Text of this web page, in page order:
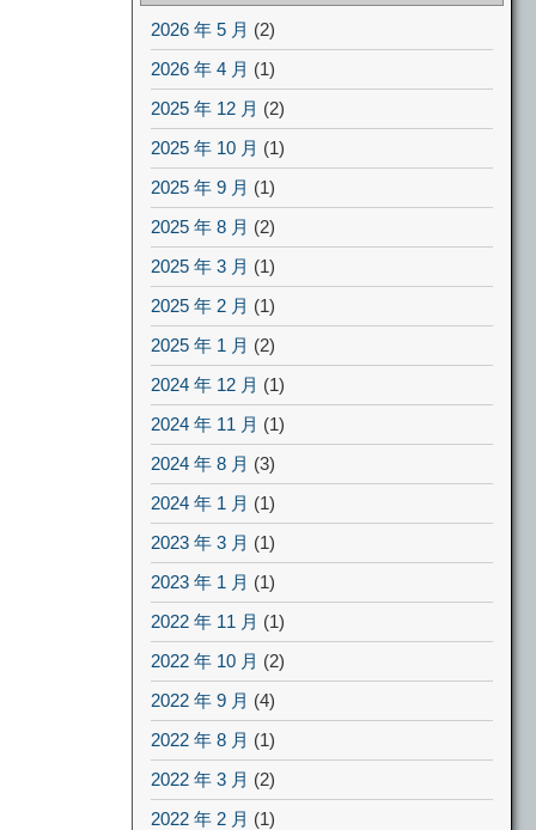
2026 年 5 月 (2)
2026 年 4 月 (1)
2025 年 12 月 (2)
2025 年 10 月 (1)
2025 年 9 月 (1)
2025 年 8 月 (2)
2025 年 3 月 (1)
2025 年 2 月 (1)
2025 年 1 月 (2)
2024 年 12 月 (1)
2024 年 11 月 (1)
2024 年 8 月 (3)
2024 年 1 月 (1)
2023 年 3 月 (1)
2023 年 1 月 (1)
2022 年 11 月 (1)
2022 年 10 月 (2)
2022 年 9 月 (4)
2022 年 8 月 (1)
2022 年 3 月 (2)
2022 年 2 月 (1)